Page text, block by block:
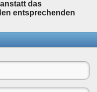
das
entsprechenden